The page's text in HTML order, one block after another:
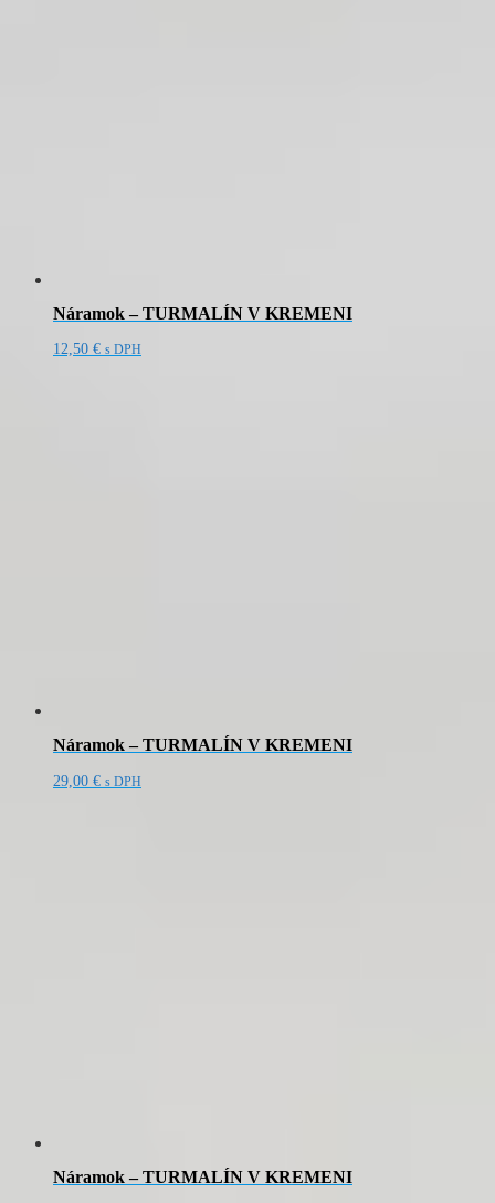
Náramok – TURMALÍN V KREMENI
12,50 € s DPH
Náramok – TURMALÍN V KREMENI
29,00 € s DPH
Náramok – TURMALÍN V KREMENI